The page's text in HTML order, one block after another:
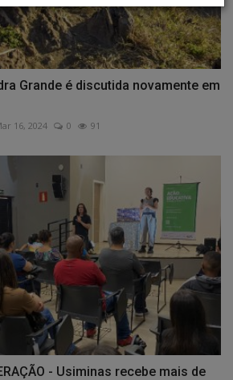
Grande é discutida novamente em
16, 2024 0 91
- Usiminas recebe mais de